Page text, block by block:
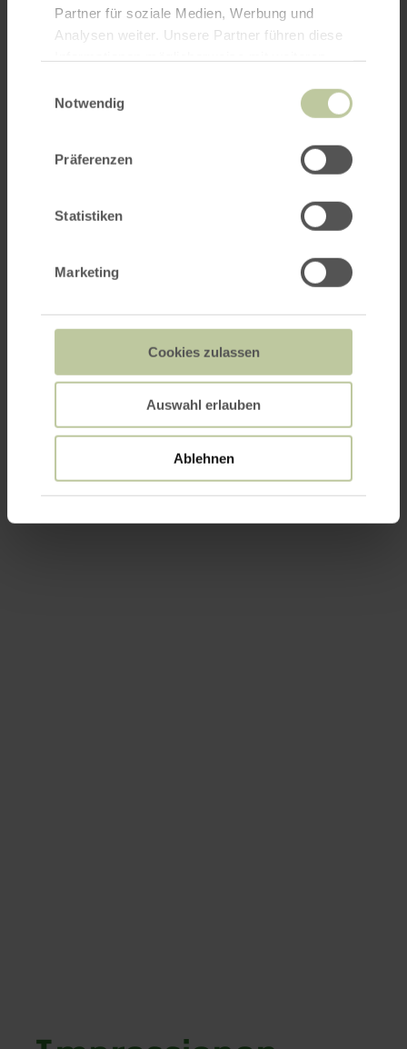
Partner für soziale Medien, Werbung und
Analysen weiter. Unsere Partner führen diese
haben oder die sie im Rahmen Ihrer Nutzung
Notwendig
Präferenzen
Statistiken
Marketing
Cookies zulassen
Auswahl erlauben
Ablehnen